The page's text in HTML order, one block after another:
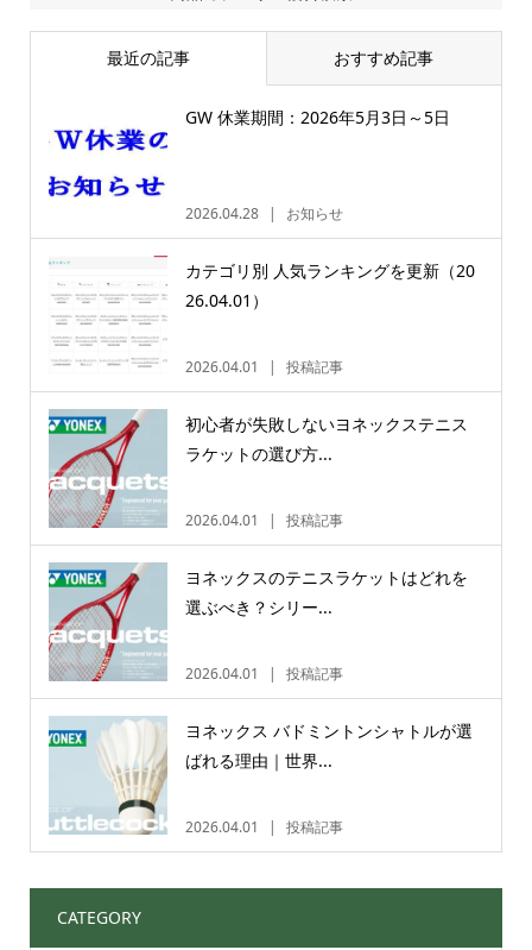
最近の記事 おすすめ記事
GW 休業期間：2026年5月3日～5日
2026.04.28 お知らせ
カテゴリ別 人気ランキングを更新（20
26.04.01）
2026.04.01 投稿記事
初心者が失敗しないヨネックステニス
ラケットの選び方...
2026.04.01 投稿記事
ヨネックスのテニスラケットはどれを
選ぶべき？シリー...
2026.04.01 投稿記事
ヨネックス バドミントンシャトルが選
ばれる理由｜世界...
2026.04.01 投稿記事
CATEGORY